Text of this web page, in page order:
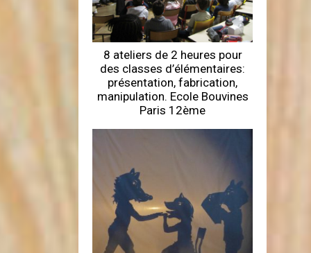
8 ateliers de 2 heures pour
des classes d’élémentaires:
présentation, fabrication,
manipulation. Ecole Bouvines
Paris 12ème